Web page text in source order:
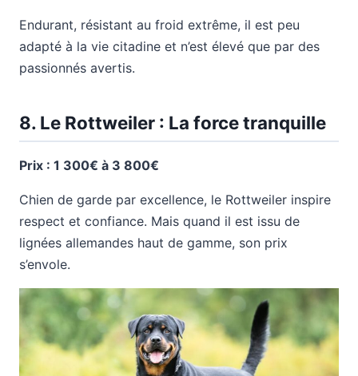
Endurant, résistant au froid extrême, il est peu
adapté à la vie citadine et n’est élevé que par des
passionnés avertis.
8. Le Rottweiler : La force tranquille
Prix : 1 300€ à 3 800€
Chien de garde par excellence, le Rottweiler inspire
respect et confiance. Mais quand il est issu de
lignées allemandes haut de gamme, son prix
s’envole.